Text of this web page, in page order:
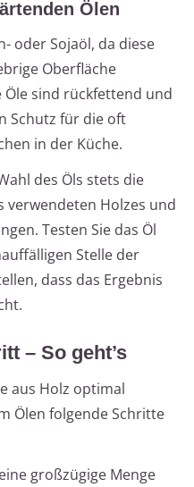
Ölen
oder Sojaöl, da diese
Oberfläche
sind rückfettend und
Schutz für die oft
in der Küche.
des Öls stets die
verwendeten Holzes und
Testen Sie das Öl
Stelle der
dass das Ergebnis
– So geht’s
aus Holz optimal
Ölen folgende Schritte
großzügige Menge